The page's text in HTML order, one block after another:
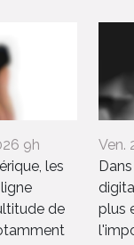
9h
les
de
Ven.
plus